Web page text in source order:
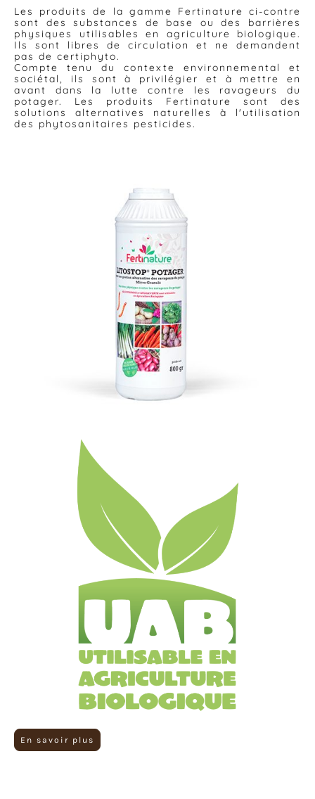
Les produits de la gamme Fertinature ci-contre
sont des substances de base ou des barrières
physiques utilisables en agriculture biologique.
Ils sont libres de circulation et ne demandent
pas de certiphyto.
Compte tenu du contexte environnemental et
sociétal, ils sont à privilégier et à mettre en
avant dans la lutte contre les ravageurs du
potager. Les produits Fertinature sont des
solutions alternatives naturelles à l'utilisation
des phytosanitaires pesticides.
En savoir plus